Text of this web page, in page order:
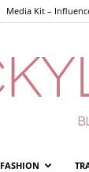
Media Kit –
FASHION